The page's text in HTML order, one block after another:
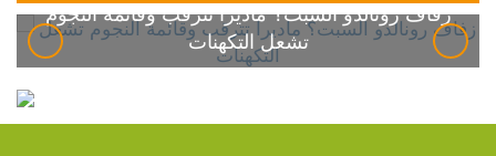
زفاف رونالدو السبت؟ ماديرا تترقب وقائمة النجوم
تشعل التكهنات